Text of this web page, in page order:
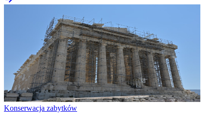
Konserwacja zabytków